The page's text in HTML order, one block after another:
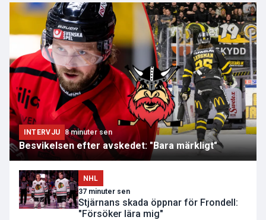
INTERVJU 8 minuter sen
Besvikelsen efter avskedet: "Bara märkligt"
NHL
37 minuter sen
Stjärnans skada öppnar för Frondell:
"Försöker lära mig"